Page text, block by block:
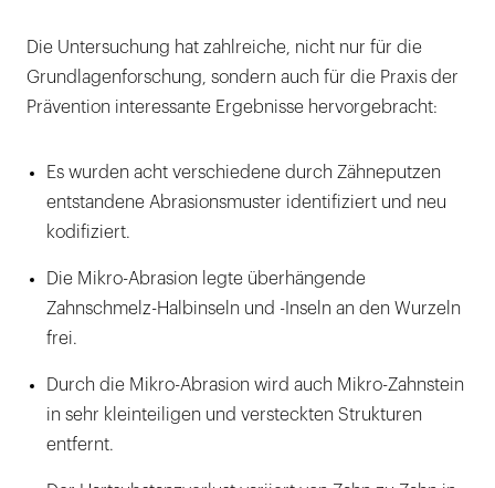
Die Untersuchung hat zahlreiche, nicht nur für die
Grundlagenforschung, sondern auch für die Praxis der
Prävention interessante Ergebnisse hervorgebracht:
Es wurden acht verschiedene durch Zähneputzen
entstandene Abrasionsmuster identifiziert und neu
kodifiziert.
Die Mikro-Abrasion legte überhängende
Zahnschmelz-Halbinseln und -Inseln an den Wurzeln
frei.
Durch die Mikro-Abrasion wird auch Mikro-Zahnstein
in sehr kleinteiligen und versteckten Strukturen
entfernt.